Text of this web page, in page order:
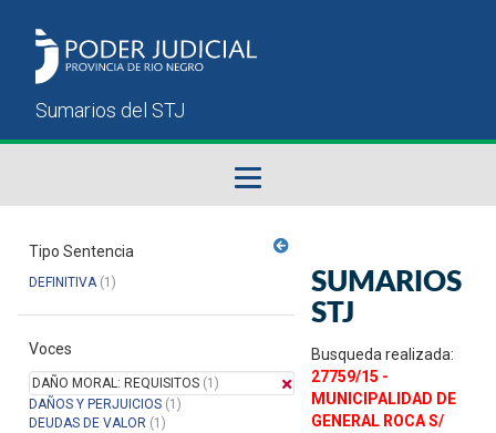
Sumarios del STJ
Manual del Usuario
Tipo Sentencia
DEFINITIVA(1)
Voces
DAÑO MORAL: REQUISITOS (1)
DAÑOS Y PERJUICIOS (1)
DEUDAS DE VALOR (1)
SUMARIOS
STJ
Busqueda realizada:
27759/15 -
MUNICIPALIDAD DE
GENERAL ROCA S/